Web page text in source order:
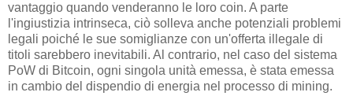
vantaggio quando venderanno le loro coin. A parte
l'ingiustizia intrinseca, ciò solleva anche potenziali problemi
legali poiché le sue somiglianze con un'offerta illegale di
titoli sarebbero inevitabili. Al contrario, nel caso del sistema
PoW di Bitcoin, ogni singola unità emessa, è stata emessa
in cambio del dispendio di energia nel processo di mining.